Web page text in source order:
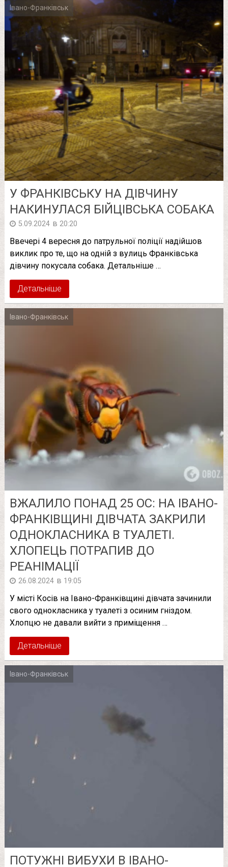
Івано-Франківськ
У ФРАНКІВСЬКУ НА ДІВЧИНУ
НАКИНУЛАСЯ БІЙЦІВСЬКА СОБАКА
5.09.2024 в 20:20
Ввечері 4 вересня до патрульної поліції надійшов
виклик про те, що на одній з вулиць Франківська
дівчину покусала собака. Детальніше …
Детальніше
Івано-Франківськ
ВЖАЛИЛО ПОНАД 25 ОС: НА ІВАНО-
ФРАНКІВЩИНІ ДІВЧАТА ЗАКРИЛИ
ОДНОКЛАСНИКА В ТУАЛЕТІ.
ХЛОПЕЦЬ ПОТРАПИВ ДО
РЕАНІМАЦІЇ
26.08.2024 в 19:05
У місті Косів на Івано-Франківщині дівчата зачинили
свого однокласника у туалеті з осиним гніздом.
Хлопцю не давали вийти з приміщення …
Детальніше
Івано-Франківськ
ПОТУЖНІ ВИБУХИ В ІВАНО-